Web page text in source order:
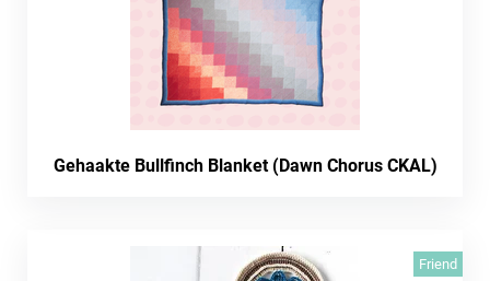
Gehaakte Bullfinch Blanket (Dawn Chorus CKAL)
Friend